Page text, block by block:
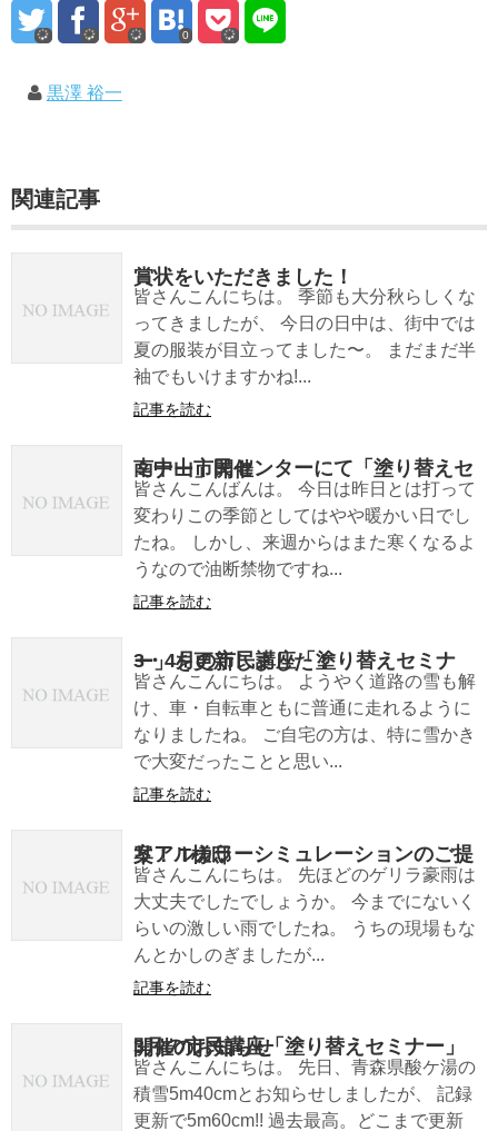
0
黒澤 裕一
関連記事
賞状をいただきました！
皆さんこんにちは。 季節も大分秋らしくな
ってきましたが、 今日の日中は、街中では
夏の服装が目立ってました〜。 まだまだ半
袖でもいけますかね!...
記事を読む
南中山市民センターにて「塗り替えセミナー」開催
皆さんこんばんは。 今日は昨日とは打って
変わりこの季節としてはやや暖かい日でし
たね。 しかし、来週からはまた寒くなるよ
うなので油断禁物ですね...
記事を読む
3・4月の市民講座「塗り替えセミナー」を更新しました！
皆さんこんにちは。 ようやく道路の雪も解
け、車・自転車ともに普通に走れるように
なりましたね。 ご自宅の方は、特に雪かき
で大変だったことと思い...
記事を読む
リアルカラーシミュレーションのご提案！ T様邸
皆さんこんにちは。 先ほどのゲリラ豪雨は
大丈夫でしたでしょうか。 今までにないく
らいの激しい雨でしたね。 うちの現場もな
んとかしのぎましたが...
記事を読む
3月の市民講座「塗り替えセミナー」開催のお知らせ
皆さんこんにちは。 先日、青森県酸ケ湯の
積雪5m40cmとお知らせしましたが、 記録
更新で5m60cm!! 過去最高。どこまで更新